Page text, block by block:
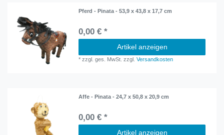
Pferd - Pinata - 53,9 x 43,8 x 17,7 cm
0,00 € *
Artikel anzeigen
*zzgl. ges. MwSt. zzgl.Versandkosten
Affe - Pinata - 24,7 x 50,8 x 20,9 cm
0,00 € *
Artikel anzeigen